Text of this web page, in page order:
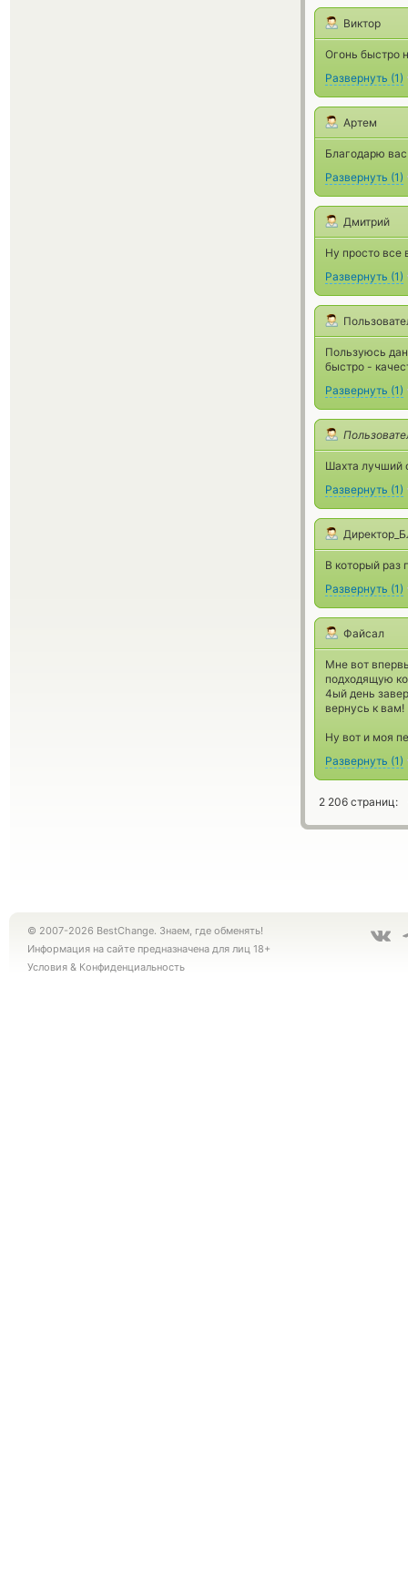
Виктор
Огонь быстро
Развернуть (1)
Артем
Благодарю вас
Развернуть (1)
Дмитрий
Ну просто все
Развернуть (1)
Пользуюсь
быстро -
Развернуть (1)
Шахта лучший
Развернуть (1)
В который раз
Развернуть (1)
Файсал
Мне вот
подходящую
4ый день
вернусь к вам!
Ну вот и моя
Развернуть (1)
2 206 страниц:
© 2007-2026 BestChange. Знаем, где обменять!
Информация на сайте предназначена для лиц 18+
Условия & Конфиденциальность